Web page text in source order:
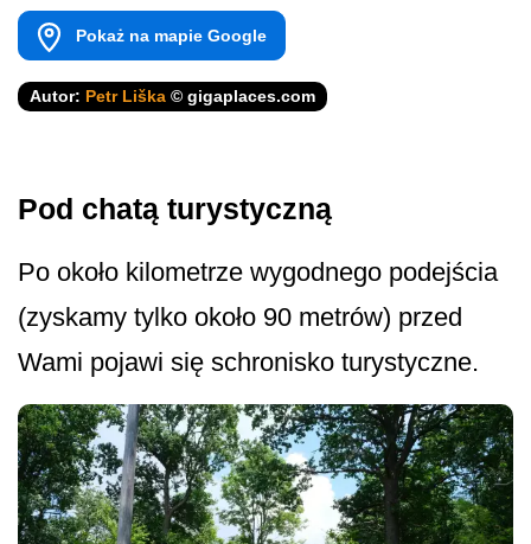
Pokaż na mapie Google
Autor: Petr Liška © gigaplaces.com
Pod chatą turystyczną
Po około kilometrze wygodnego podejścia
(zyskamy tylko około 90 metrów) przed
Wami pojawi się schronisko turystyczne.